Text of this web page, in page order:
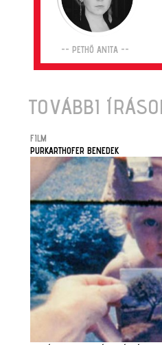
-- PETHŐ ANITA --
TOVÁBBI
FILM
PURKARTHOFER BENEDEK